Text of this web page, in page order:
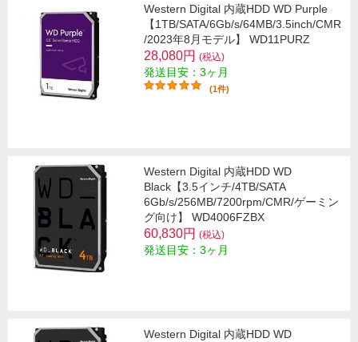
Western Digital 内蔵HDD WD Purple
【1TB/SATA/6Gb/s/64MB/3.5inch/CMR
/2023年8月モデル】 WD11PURZ
28,080円 (税込)
発送目安：3ヶ月
(1件)
Western Digital 内蔵HDD WD
Black【3.5インチ/4TB/SATA
6Gb/s/256MB/7200rpm/CMR/ゲーミン
グ向け】 WD4006FZBX
60,830円 (税込)
発送目安：3ヶ月
Western Digital 内蔵HDD WD